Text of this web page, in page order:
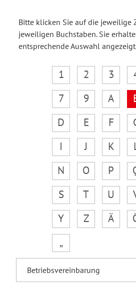
Bitte klicken Sie auf die jeweilige
jeweiligen Buchstaben. Sie
entsprechende Auswahl
1 2 3
7
9 A
D
E F
I
J K
N
O P
S
T U
Y
Z Ä
„